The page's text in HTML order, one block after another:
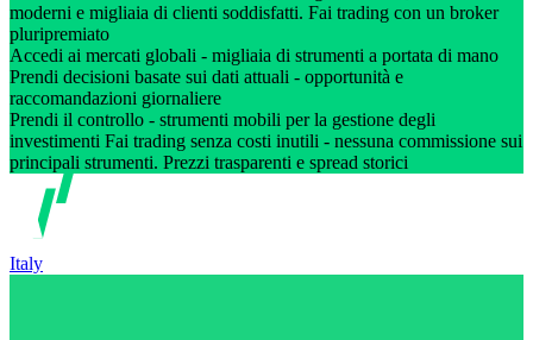
moderni e migliaia di clienti soddisfatti. Fai trading con un broker
pluripremiato
Accedi ai mercati globali - migliaia di strumenti a portata di mano
Prendi decisioni basate sui dati attuali - opportunità e
raccomandazioni giornaliere
Prendi il controllo - strumenti mobili per la gestione degli
investimenti Fai trading senza costi inutili - nessuna commissione sui
principali strumenti. Prezzi trasparenti e spread storici
Italy